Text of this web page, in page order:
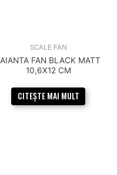
SCALE FAN
FAN BLACK MATT
10,6X12 CM
CITEȘTE MAI MULT